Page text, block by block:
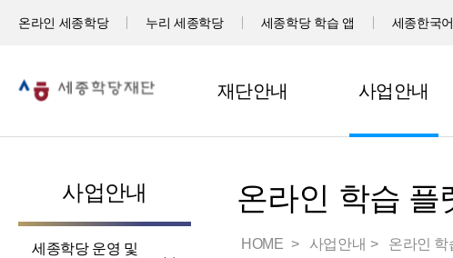
온라인 세종학당 누리 세종학당 세종학당 학습 앱 세종한국
재단안내 사업안내
사업안내
세종학당 운영 및
온라인 학습 플
HOME 사업안내 온라인 학